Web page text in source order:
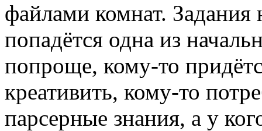
файлами комнат.
попадётся одна из
попроще, кому-то
креативить, кому-то
парсерные знания, а у